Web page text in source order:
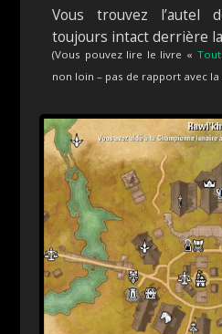
Vous trouvez l’autel
toujours intact derrière
(Vous pouvez lire le livre «
non loin – pas de rapport avec